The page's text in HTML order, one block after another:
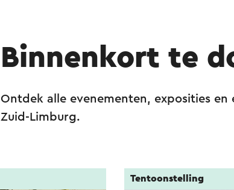
Binnenkort te
Ontdek alle evenementen, exposities
Zuid-Limburg.
Tentoonstelling